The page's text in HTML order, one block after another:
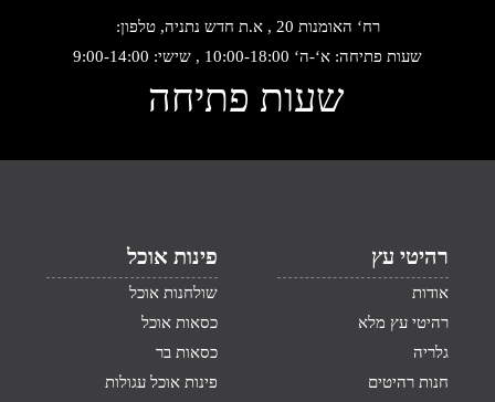
רח‘ האומנות 20 , א.ת חדש נתניה, טלפון:
שעות פתיחה: א‘-ה‘ 10:00-18:00 , שישי: 9:00-14:00
שעות פתיחה
רהיטי עץ
אודות
רהיטי עץ מלא
גלריה
חנות רהיטים
פינות אוכל
שולחנות אוכל
כסאות אוכל
כסאות בר
פינות אוכל עגולות